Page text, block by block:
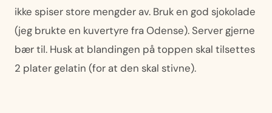
ikke spiser store mengder av. Bruk en god sjokolade
(jeg brukte en kuvertyre fra Odense). Server gjerne
bær til. Husk at blandingen på toppen skal tilsettes
2 plater gelatin (for at den skal stivne).